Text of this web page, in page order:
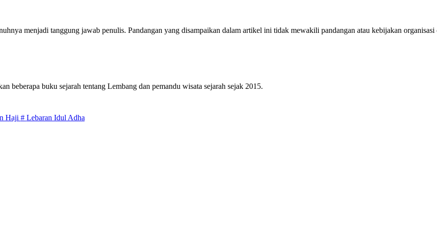
menjadi tanggung jawab penulis. Pandangan yang disampaikan dalam artikel ini tidak mewakili pandangan atau kebijakan organisasi
beberapa buku sejarah tentang Lembang dan pemandu wisata sejarah sejak 2015.
Haji # Lebaran Idul Adha